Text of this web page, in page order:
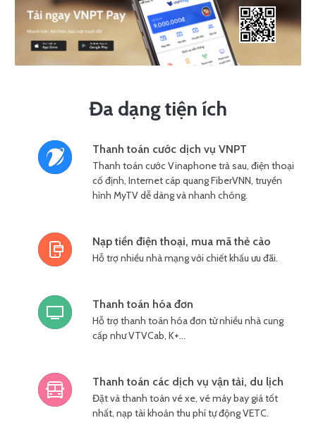
Đa dạng tiện ích
Thanh toán cước dịch vụ VNPT
Thanh toán cước Vinaphone trả sau, điện thoại
cố định, Internet cáp quang FiberVNN, truyền
hình MyTV dễ dàng và nhanh chóng.
Nạp tiền điện thoại, mua mã thẻ cào
Hỗ trợ nhiều nhà mạng với chiết khấu ưu đãi.
Thanh toán hóa đơn
Hỗ trợ thanh toán hóa đơn từ nhiều nhà cung
cấp như VTVCab, K+…
Thanh toán các dịch vụ vận tải, du lịch
Đặt và thanh toán vé xe, vé máy bay giá tốt
nhất, nạp tài khoản thu phí tự động VETC.